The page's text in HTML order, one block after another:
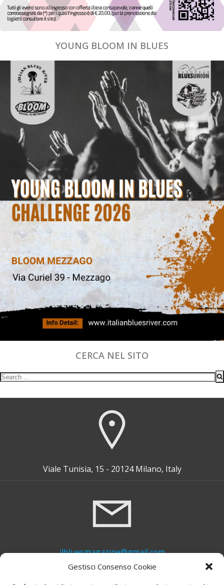
Gestisci Consenso Cookie
YOUNG BLOOM IN BLUES
CERCA NEL SITO
Search
Viale Tunisia, 15 - 20124 Milano, Italy
ilbluesmagazine@gmail.com